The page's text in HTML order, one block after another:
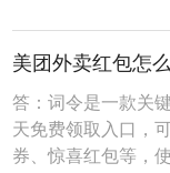
索进入前往淘礼金
的商品领取淘宝天
淘宝天猫优惠券淘
美团外卖红包怎
答：词令是一款关
天免费领取入口，
券、惊喜红包等，